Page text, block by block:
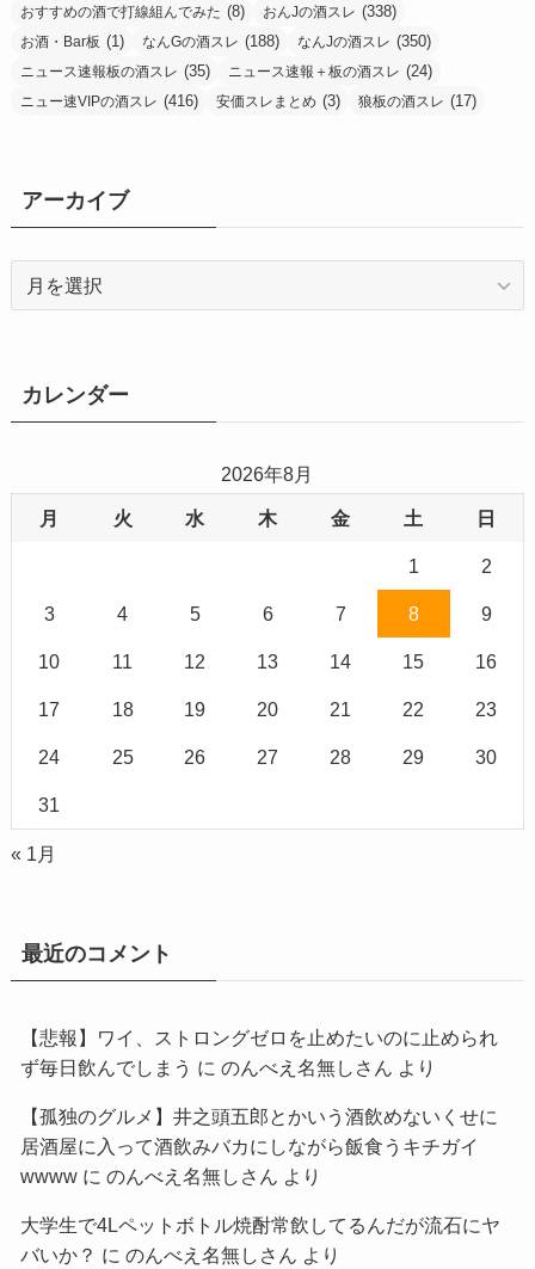
おすすめの酒で打線組んでみた (8) おんJの酒スレ (338)
お酒・Bar板 (1) なんGの酒スレ (188) なんJの酒スレ (350)
ニュース速報板の酒スレ (35) ニュース速報＋板の酒スレ (24)
ニュー速VIPの酒スレ (416) 安価スレまとめ (3) 狼板の酒スレ (17)
アーカイブ
ブカレンダー
2026年8月
月 火 水 木 金 土 日
1 2
3 4 5 6 7 8 9
10 11 12 13 14 15 16
17 18 19 20 21 22 23
24 25 26 27 28 29 30
31
« 1月
最近のコメント
【悲報】ワイ、ストロングゼロを止めたいのに止められ
ず毎日飲んでしまう に のんべえ名無しさん より
【孤独のグルメ】井之頭五郎とかいう酒飲めないくせに
居酒屋に入って酒飲みバカにしながら飯食うキチガイ
wwwwに のんべえ名無しさん より
大学生で4Lペットボトル焼酎常飲してるんだが流石にヤ
バいか？ に のんべえ名無しさん より